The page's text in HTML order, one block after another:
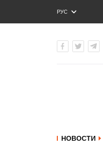
РУС
ENG
НОВОСТИ